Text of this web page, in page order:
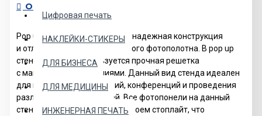
Цифровая печать
НАКЛЕЙКИ-СТИКЕРЫ
ДЛЯ БИЗНЕСА
ДЛЯ МЕДИЦИНЫ
ИНЖЕНЕРНАЯ ПЕЧАТЬ
ОПИСАНИЕ
Pop up (Поп ап) классик — это надежная конструкция
и отличное качество рекламного фотополотна. В pop up
стенде классик используется прочная решетка
с магнитными креплениями. Данный вид стенда идеален
для выставок, презентаций, конференций и проведения
различных btl активностей. Все фотопонели на данный
стенд идут со специальным слоем стоплайт, что